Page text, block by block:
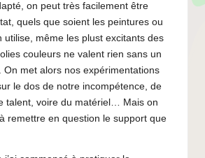
on peut très facilement être
quels que soient les peintures ou
utilise, même les plust excitants des
couleurs ne valent rien sans un
On met alors nos expérimentations
le dos de notre incompétence, de
talent, voire du matériel… Mais on
remettre en question le support que